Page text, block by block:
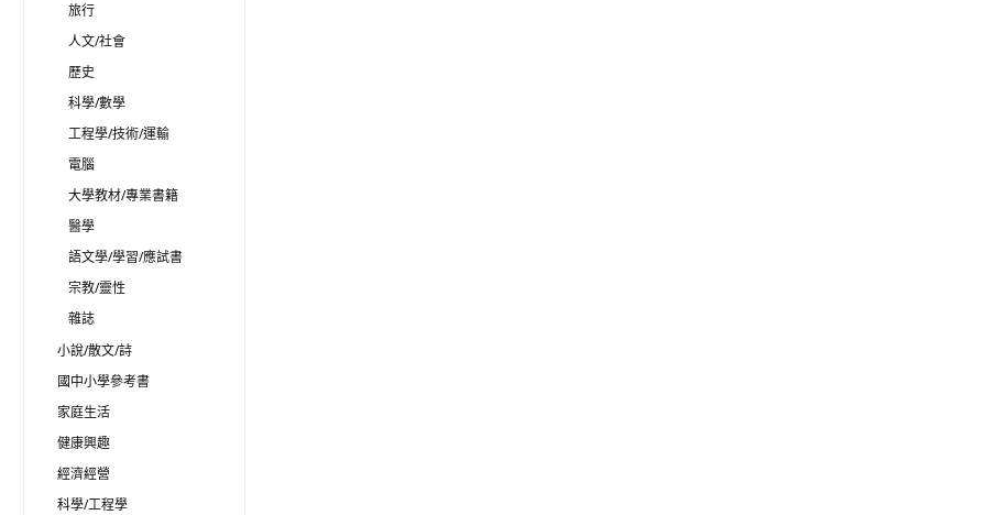
旅行
人文/社會
歷史
科學/數學
工程學/技術/運輸
電腦
大學教材/專業書籍
醫學
語文學/學習/應試書
宗教/靈性
雜誌
小說/散文/詩
國中小學參考書
家庭生活
健康興趣
經濟經營
科學/工程學